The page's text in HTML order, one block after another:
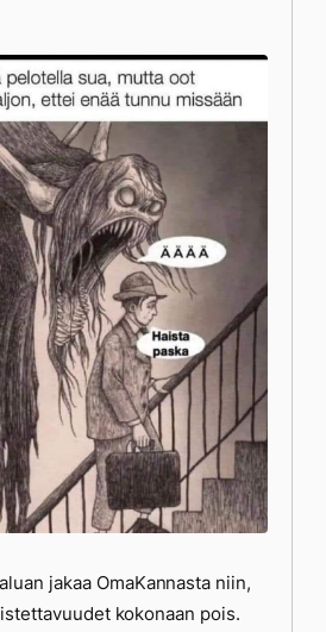
jakaa OmaKannasta niin,
kokonaan pois.